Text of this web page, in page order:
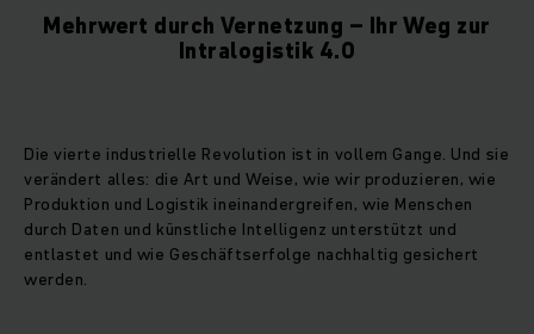
Mehrwert durch Vernetzung – Ihr Weg zur
Intralogistik 4.0
Die vierte industrielle Revolution ist in vollem Gange. Und sie
verändert alles: die Art und Weise, wie wir produzieren, wie
Produktion und Logistik ineinandergreifen, wie Menschen
durch Daten und künstliche Intelligenz unterstützt und
entlastet und wie Geschäftserfolge nachhaltig gesichert
werden.